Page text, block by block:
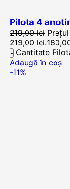
Pilota 4
219,00lei
219,00 lei.
Cantitate
Adaugă în coș
-11%